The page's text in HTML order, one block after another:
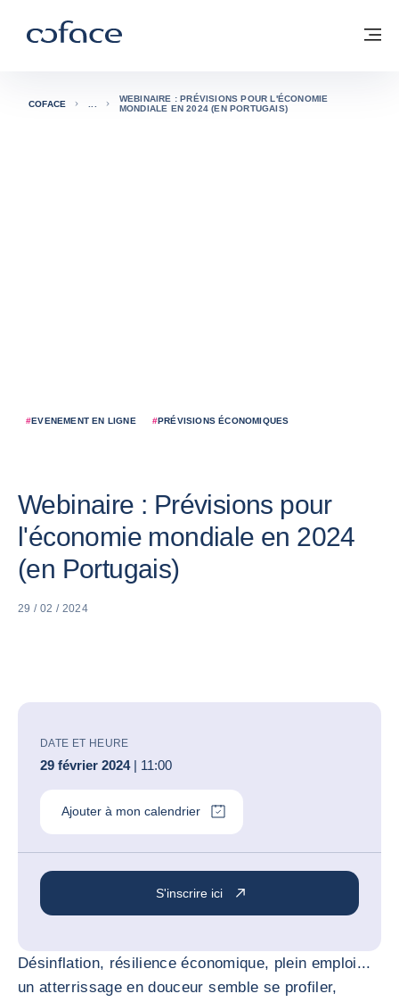
Coface, for Trade - Page d'accueil Groupe Coface
Retour à la page d'accueil
#EVENEMENT EN LIGNE #PRÉVISIONS ÉCONOMIQUES
COFACE
WEBINAIRE : PRÉVISIONS POUR L'ÉCONOMIE
MONDIALE EN 2024 (EN PORTUGAIS)
Webinaire : Prévisions pour
l'économie mondiale en 2024
(en Portugais)
29 / 02 / 2024
DATE ET HEURE
29 février 2024| 11:00
Ajouter à mon calendrier
S'inscrire ici
Désinflation, résilience économique, plein emploi...
un atterrissage en douceur semble se profiler,